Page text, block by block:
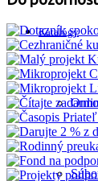
Katalógy